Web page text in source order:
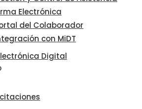
Electrónica
del Colaborador
con MiDT
Digital